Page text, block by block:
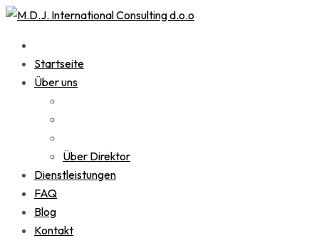
Startseite
Über uns
Über Direktor
Dienstleistungen
FAQ
Blog
Kontakt